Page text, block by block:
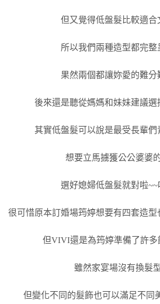
但又覺得低盤髮比較適合
所以我們兩種造型都完整
果然兩個都讓妳愛的難分
後來還是聽從媽媽和妹妹建議選
其實低盤髮可以說是最受長輩們
想要立馬擄獲公公婆婆
選好媳婦低盤髮就對啦~~
很可惜原本訂婚場筠婷想要有四套造
但VIVI還是為筠婷準備了許多
雖然家宴場沒有換髮
但變化不同的髮飾也可以滿足不同